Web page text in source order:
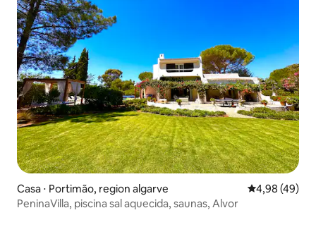
Casa ⋅ Portimão, region algarve 4,98 de uma
4,98 (49)
PeninaVilla, piscina sal aquecida, saunas, Alvor